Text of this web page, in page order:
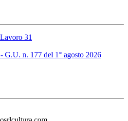
31
G.U. n. 177 del 1° agosto 2026